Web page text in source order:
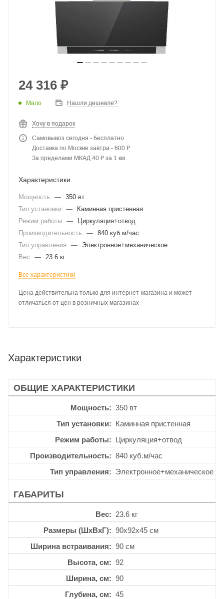
24 316 ₽
Мало Нашли дешевле?
Хочу в подарок
Самовывоз сегодня - бесплатно
Доставка по Москве завтра - 600 ₽
За пределами МКАД 40 ₽ за 1 км.
Характеристики
Мощность — 350 вт
Тип установки —
Каминная пристенная
Режим работы —
Циркуляция+отвод
Производительность
— 840 куб.м/час
Тип управления
—
Электронное+механическое
Вес
— 23.6 кг
Все характеристики
Цена действительна только для интернет-магазина и может
отличаться от цен в розничных магазинах
Характеристики
ОБЩИЕ ХАРАКТЕРИСТИКИ
Мощность
350 вт
Тип установки
Каминная пристенная
Режим работы
Циркуляция+отвод
Производительность
840 куб.м/час
Тип управления
Электронное+механическое
ГАБАРИТЫ
Вес
23.6 кг
Размеры (ШхВхГ)
90x92x45 см
Ширина встраивания
90 см
Высота, см
92
Ширина, см
90
Глубина, см
45